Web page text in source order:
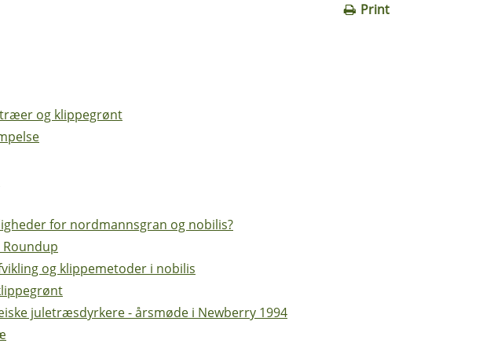
Print
og klippegrønt
for nordmannsgran og nobilis?
og klippemetoder i nobilis
juletræsdyrkere - årsmøde i Newberry 1994